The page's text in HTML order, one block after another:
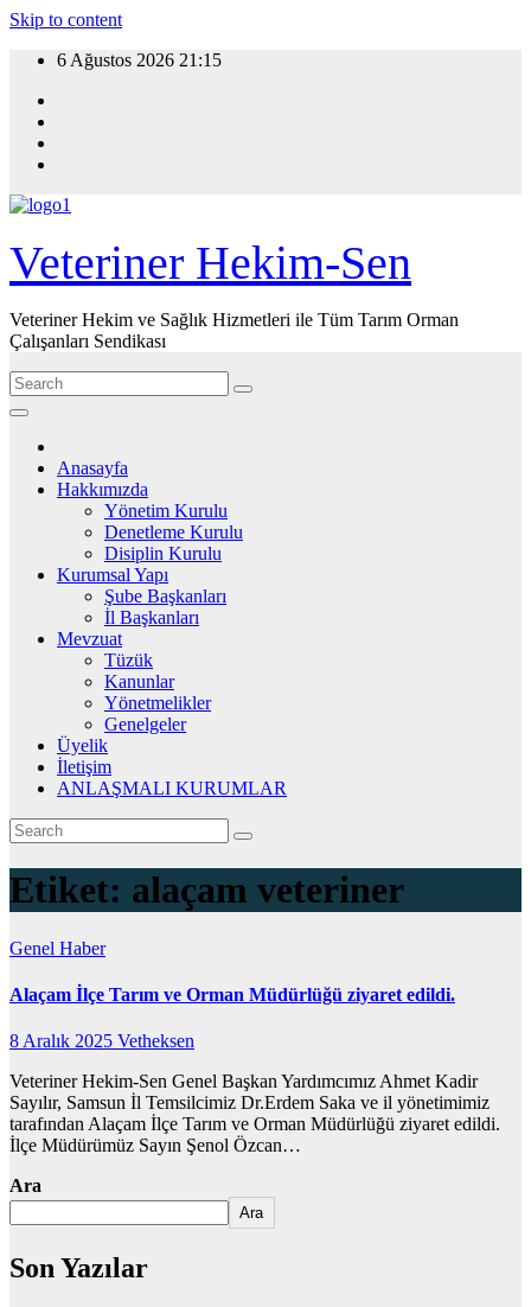
Skip to content
6 Ağustos 2026 21:15
Veteriner Hekim-Sen
Veteriner Hekim ve Sağlık Hizmetleri ile Tüm Tarım Orman
Çalışanları Sendikası
Anasayfa
Hakkımızda
Yönetim Kurulu
Denetleme Kurulu
Disiplin Kurulu
Kurumsal Yapı
Şube Başkanları
İl Başkanları
Mevzuat
Tüzük
Kanunlar
Yönetmelikler
Genelgeler
Üyelik
İletişim
ANLAŞMALI KURUMLAR
Etiket: alaçam veteriner
Genel Haber
Alaçam İlçe Tarım ve Orman Müdürlüğü ziyaret edildi.
8 Aralık 2025 Vetheksen
Veteriner Hekim-Sen Genel Başkan Yardımcımız Ahmet Kadir
Sayılır, Samsun İl Temsilcimiz Dr.Erdem Saka ve il yönetimimiz
tarafından Alaçam İlçe Tarım ve Orman Müdürlüğü ziyaret edildi.
İlçe Müdürümüz Sayın Şenol Özcan…
Ara
Ara
Son Yazılar